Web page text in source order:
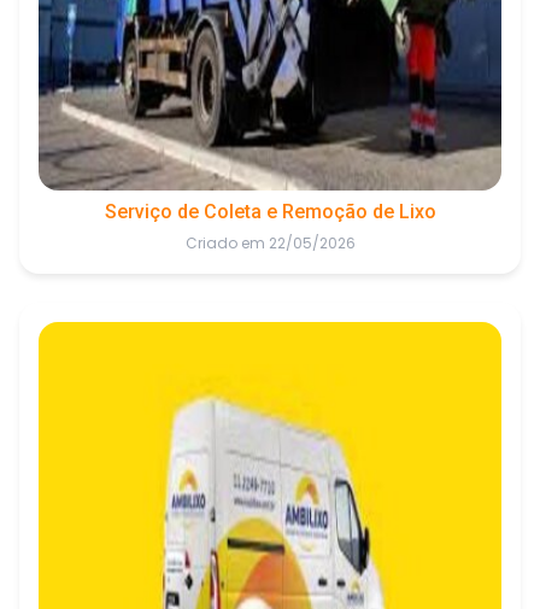
Serviço de Coleta e Remoção de Lixo
Criado em 22/05/2026